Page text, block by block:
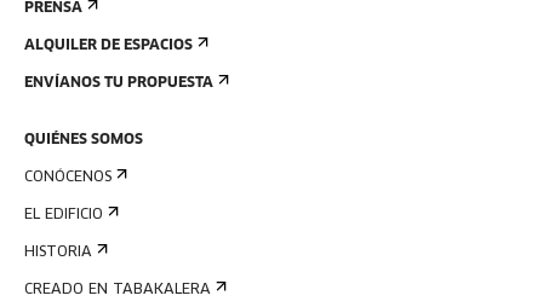
PRENSA
ALQUILER DE ESPACIOS
ENVÍANOS TU PROPUESTA
QUIÉNES SOMOS
CONÓCENOS
EL EDIFICIO
HISTORIA
CREADO EN TABAKALERA